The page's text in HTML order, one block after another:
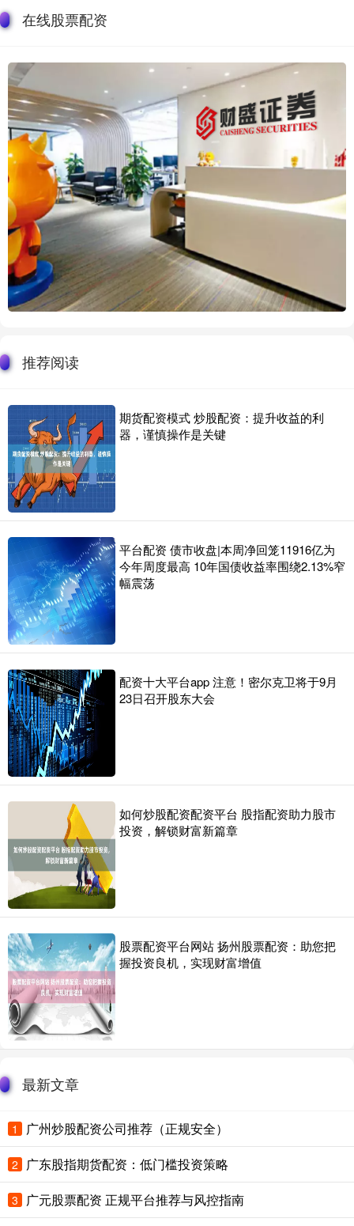
在线股票配资
推荐阅读
期货配资模式 炒股配资：提升收益的利
器，谨慎操作是关键
平台配资 债市收盘|本周净回笼11916亿为
今年周度最高 10年国债收益率围绕2.13%窄
幅震荡
配资十大平台app 注意！密尔克卫将于9月
23日召开股东大会
如何炒股配资配资平台 股指配资助力股市
投资，解锁财富新篇章
股票配资平台网站 扬州股票配资：助您把
握投资良机，实现财富增值
最新文章
1 广州炒股配资公司推荐（正规安全）
2 广东股指期货配资：低门槛投资策略
3 广元股票配资 正规平台推荐与风控指南